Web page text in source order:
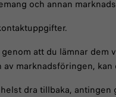
och annan
att du lämnar
marknadsföringen,
dra tillbaka,